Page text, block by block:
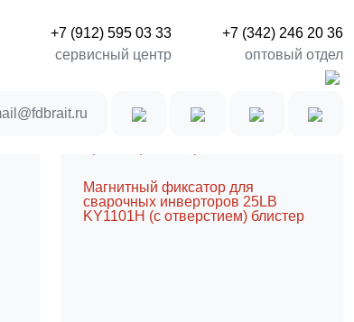
+7 (912) 595 03 33
сервисный центр
+7 (342) 246 20 36
оптовый отдел
Сравнение товаров (0)
Магнитный фиксатор для
сварочных инверторов 25LB
KY1101H (с отверстием) блистер